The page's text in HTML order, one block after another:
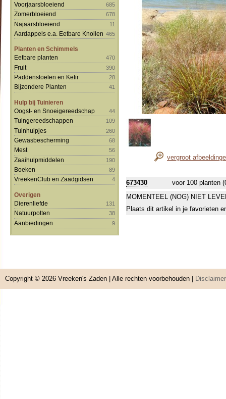
Voorjaarsbloeiend
685
Zomerbloeiend 678
Najaarsbloeiend 11
Aardappels e.a. Eetbare Knollen 465
Planten en Schimmels
Eetbare planten
470
Fruit 390
Paddenstoelen en Kefir 28
Bijzondere Planten 41
Hulp bij Tuinieren
Oogst- en Snoeigereedschap
44
Tuingereedschappen 109
Tuinhulpjes 260
Gewasbescherming 68
Mest 56
Zaaihulpmiddelen 190
Boeken 89
VreekenClub en Zaadgidsen 4
Overigen
Dierenliefde
131
Natuurpotten 38
Aanbiedingen 9
vergroot
673430
voor 100 planten
MOMENTEEL (NOG) NIET
Plaats dit artikel in je favorieten
Copyright © 2026 Vreeken's Zaden | Alle rechten voorbehouden | Disclaimer